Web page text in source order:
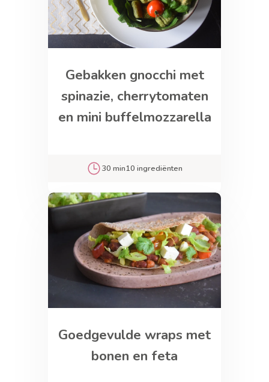
Gebakken gnocchi met
spinazie, cherrytomaten
en mini buffelmozzarella
30 min10 ingrediënten
Goedgevulde wraps met
bonen en feta